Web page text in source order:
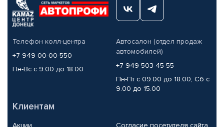
Телефон колл-центра
+7 949 00-00-550
Пн-Вс с 9.00 до 18.00
Автосалон (отдел продаж
автомобилей)
+7 949 503-45-55
Пн-Пт с 09.00 до 18.00, Сб с
9.00 до 15.00
Клиентам
Акции Согласие посетителя сайта